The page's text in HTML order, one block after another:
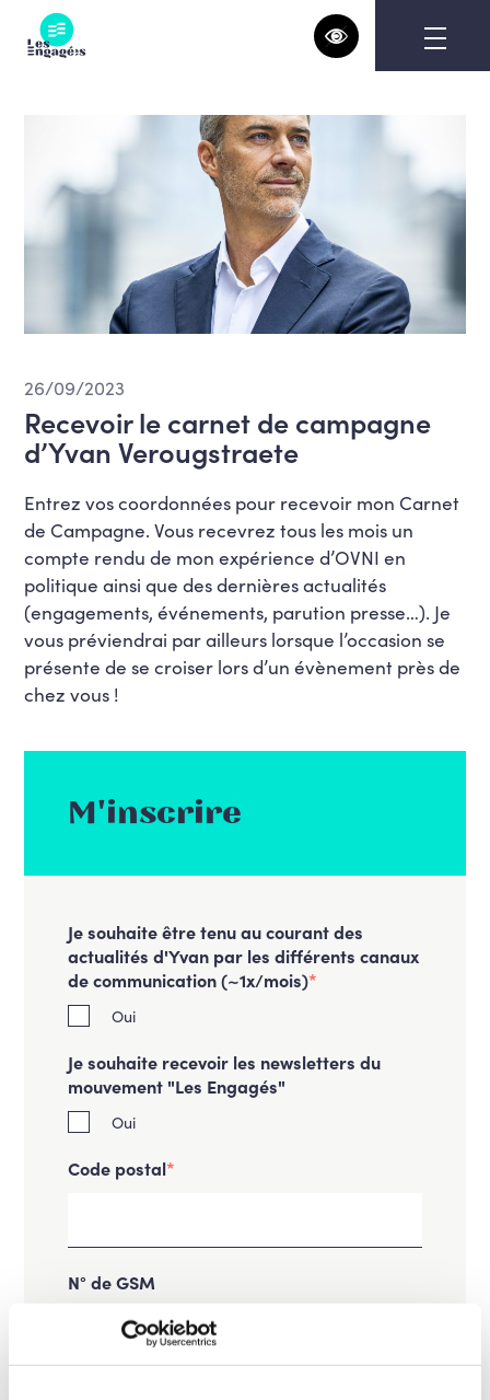
content
26/09/2023
Recevoir le carnet de campagne
d’Yvan Verougstraete
Entrez vos coordonnées pour recevoir mon Carnet
de Campagne. Vous recevrez tous les mois un
compte rendu de mon expérience d’OVNI en
politique ainsi que des dernières actualités
(engagements, événements, parution presse…). Je
vous préviendrai par ailleurs lorsque l’occasion se
présente de se croiser lors d’un évènement près de
chez vous !
M'inscrire
Je souhaite être tenu au courant des
actualités d'Yvan par les différents canaux
de communication (~1x/mois)*
Oui
Je souhaite recevoir les newsletters du
mouvement "Les Engagés"
Oui
Code postal*
N° de GSM